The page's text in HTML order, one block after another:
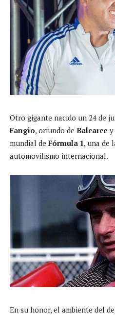
Otro gigante nacido un 24 de
Fangio, oriundo de Balcarce
mundial de Fórmula 1, una de
automovilismo internacional.
En su honor, el ambiente del